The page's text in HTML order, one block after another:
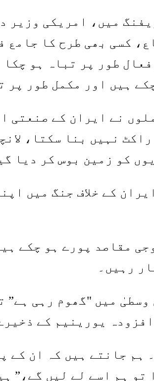
میں، امریکی وزیر
کسی بھی طرح کا
طور پر تباہ ہو
ہیں اور مکمل طور پر
نے کہا کہ منگل کی رات 800
کو زمین بوس کر دیا
مقاصد پورے ہو چکے
رہیں۔
میں "گھوم رہی
یورینیم کے
ہم جانتے ہیں کہ ان کے
ہم اسے لے لیں گے،”